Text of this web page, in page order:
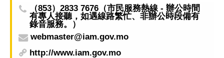
（853）2833 7676（市民服務熱線 - 辦公時間
有專人接聽，如遇線路繁忙、非辦公時段備有
錄音服務。）
webmaster@iam.gov.mo
http://www.iam.gov.mo